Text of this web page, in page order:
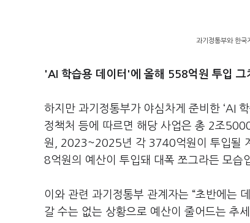
과기정통부와 한국
'AI 학습용 데이터'에 올해 558억원 투입 그
하지만 과기정통부가 야심차게 준비한 ‘AI
정책처 등에 따르면 해당 사업은 총 2조
원
, 2023~2025년 각 3740억원이 투입될
8억원의 예산이 투입돼 대폭 쪼그라든 모습
이와 관련 과기정통부 관계자는 “초반에는
갈 수는 없는 상황으로 예산이 줄어드는 추세